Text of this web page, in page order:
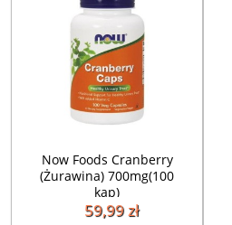
Now Foods Cranberry
(Żurawina) 700mg(100
kap)
59,99 zł